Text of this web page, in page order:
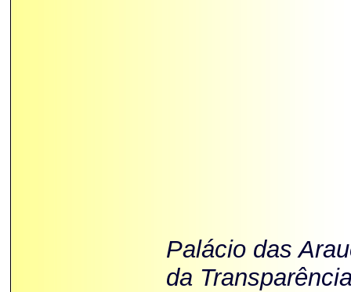
Palácio das
da